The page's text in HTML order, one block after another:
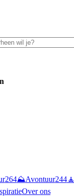
264⛰️Avontuur244🧘
Over ons